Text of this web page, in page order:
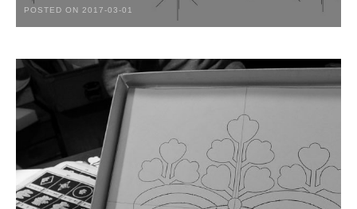
POSTED ON 2017-03-01